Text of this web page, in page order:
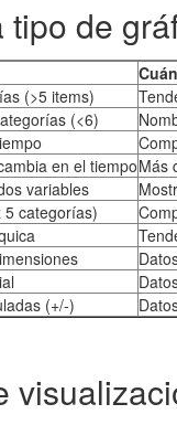
de
(>5 items)
(<6)
en el tiempoMás
variables
5 categorías)
(+/-)